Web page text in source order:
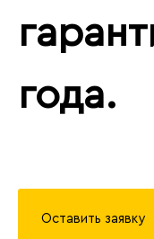
года.
Оставить заявку